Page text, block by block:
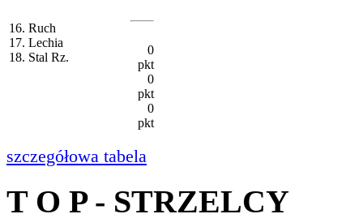
16. Ruch
17. Lechia
18. Stal Rz.
0
pkt
0
pkt
0
pkt
szczegółowa tabela
T O P - STRZELCY